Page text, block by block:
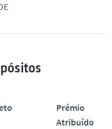
Prémio
Atribuído